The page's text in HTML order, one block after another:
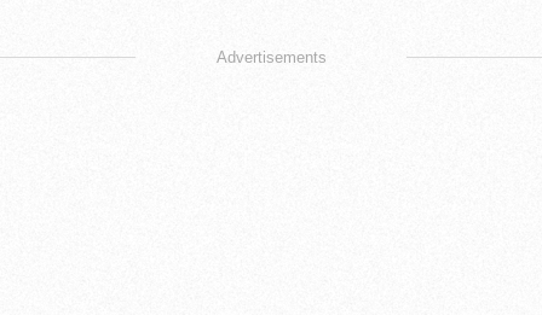
Advertisements